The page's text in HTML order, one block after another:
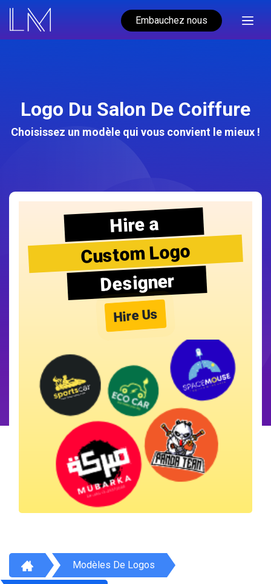
Embauchez nous
Logo Du Salon De Coiffure
Choisissez un modèle qui vous convient le mieux !
Hire a
Custom Logo
Designer
Hire Us
Modèles De Logos